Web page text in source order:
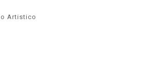
Artistico